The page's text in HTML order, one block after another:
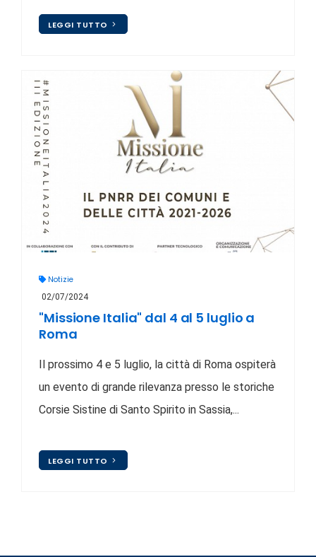
LEGGI TUTTO
Notizie
02/07/2024
"Missione Italia" dal 4 al 5 luglio a
Roma
Il prossimo 4 e 5 luglio, la città di Roma ospiterà
un evento di grande rilevanza presso le storiche
Corsie Sistine di Santo Spirito in Sassia,...
LEGGI TUTTO